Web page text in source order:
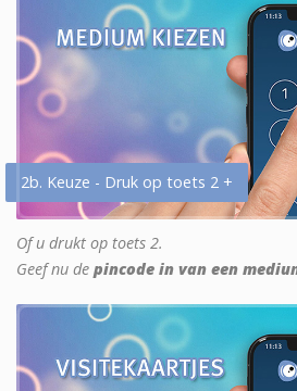
2b. Keuze - Druk op toets 2 +
Of u drukt op toets 2.
Geef nu de pincode in van een